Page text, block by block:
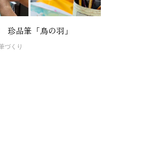
品筆「鳥の羽」
づくり